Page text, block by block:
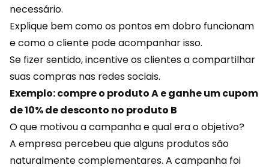
necessário.
Explique bem como os pontos em dobro funcionam
e como o cliente pode acompanhar isso.
Se fizer sentido, incentive os clientes a compartilhar
suas compras nas redes sociais.
Exemplo: compre o produto A e ganhe um cupom
de 10% de desconto no produto B
O que motivou a campanha e qual era o objetivo?
A empresa percebeu que alguns produtos são
naturalmente complementares. A campanha foi